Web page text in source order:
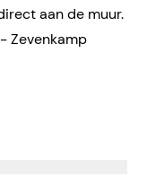
aan de muur.
Zevenkamp